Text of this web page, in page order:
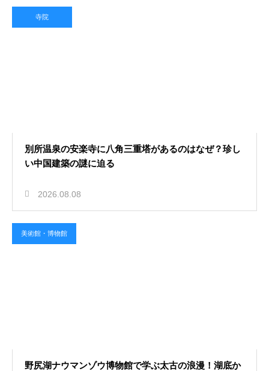
寺院
別所温泉の安楽寺に八角三重塔があるのはなぜ？珍し
い中国建築の謎に迫る
2026.08.08
美術館・博物館
野尻湖ナウマンゾウ博物館で学ぶ太古の浪漫！湖底か